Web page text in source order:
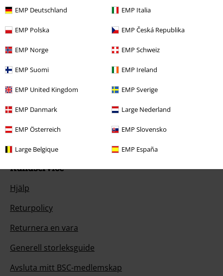
EMP Deutschland EMP Italia
EMP Polska EMP Česká Republika
EMP Norge EMP Schweiz
EMP Suomi EMP Ireland
EMP United Kingdom EMP Sverige
EMP Danmark Large Nederland
EMP Österreich EMP Slovensko
Large Belgique EMP España
donation.
Vår kundsupport öppnar igen på Måndag. Du kan då nå oss mellan
Kundservice
Hjälp
Returpolicy
Returnera en vara
Generell storleksguide
Avsluta mitt BSC-medlemskap